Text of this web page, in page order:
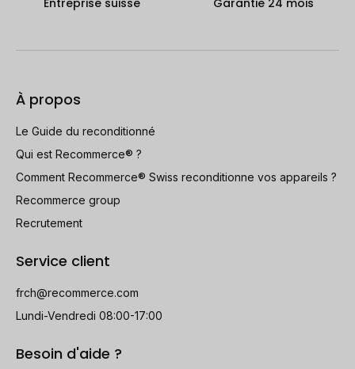
Entreprise suisse Garantie 24 mois
À propos
Le Guide du reconditionné
Qui est Recommerce® ?
Comment Recommerce® Swiss reconditionne vos appareils ?
Recommerce group
Recrutement
Service client
frch@recommerce.com
Lundi-Vendredi 08:00-17:00
Besoin d'aide ?